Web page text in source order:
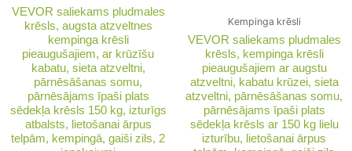
VEVOR saliekams pludmales
krēsls, augsta atzveltnes
kempinga krēsli
pieaugušajiem, ar krūzīšu
kabatu, sieta atzveltni,
pārnēsāšanas somu,
pārnēsājams īpaši plats
sēdekļa krēsls 150 kg, izturīgs
atbalsts, lietošanai ārpus
telpām, kempingā, gaiši zils, 2
Kempinga krēsli
VEVOR saliekams pludmales
krēsls, kempinga krēsli
pieaugušajiem ar augstu
atzveltni, kabatu krūzei, sieta
atzveltni, pārnēsāšanas somu,
pārnēsājams īpaši plats
sēdekļa krēsls ar 150 kg lielu
izturību, lietošanai ārpus